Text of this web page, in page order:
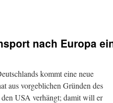
nach Europa
kommt eine neue
aus vorgeblichen Gründen des
USA verhängt; damit will er